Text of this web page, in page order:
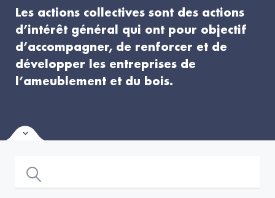
Les actions collectives sont des actions
d’intérêt général qui ont pour objectif
d’accompagner, de renforcer et de
développer les entreprises de
l’ameublement et du bois.